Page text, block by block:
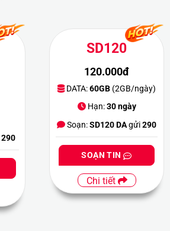
290
SD120
120.000đ
DATA:60GB (2GB/ngày)
Hạn:30 ngày
Soạn:SD120 DAgửi290
SOẠN TIN
Chi tiết